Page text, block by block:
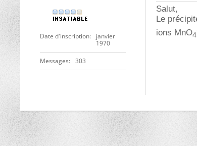
Date d'inscription
janvier
1970
Messages 303
Salut,
Le
ions MnO4